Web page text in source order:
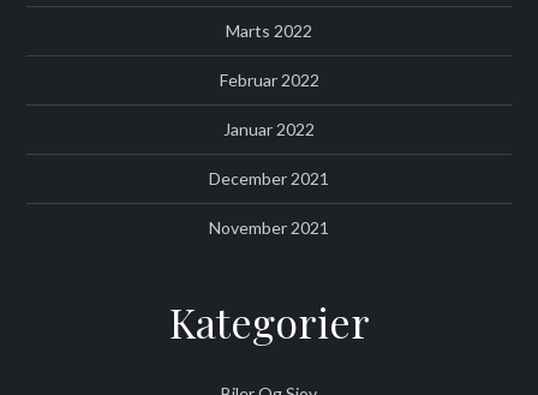
Marts 2022
Februar 2022
Januar 2022
December 2021
November 2021
Kategorier